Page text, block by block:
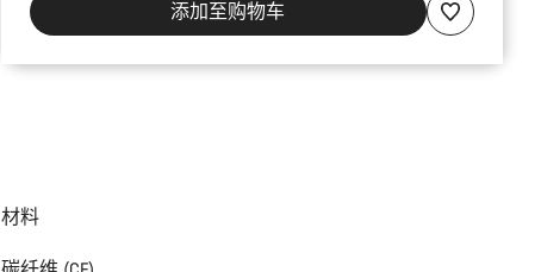
添加至购物车
材料